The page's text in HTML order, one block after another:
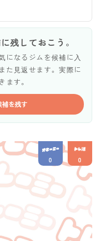
残しておこう。
になるジムを候補に入
た見返せます。実際に
ます。
を残す
0 0